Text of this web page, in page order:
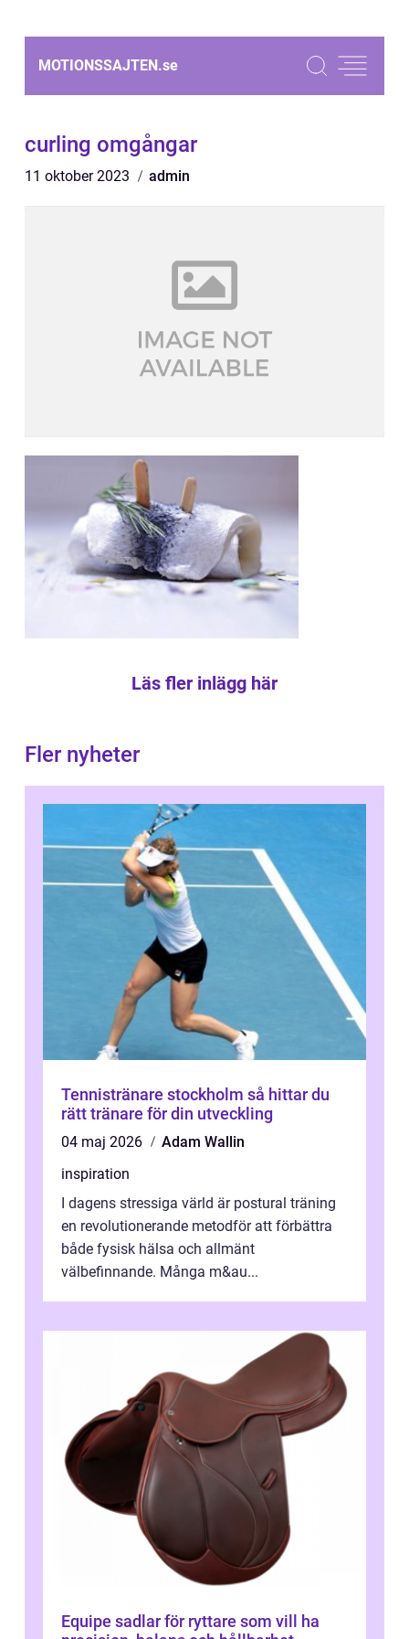
MOTIONSSAJTEN.se
curling omgångar
11 oktober 2023 admin
Läs fler inlägg här
Fler nyheter
Tennistränare stockholm så hittar du
rätt tränare för din utveckling
04 maj 2026
Adam Wallin
inspiration
I dagens stressiga värld är postural träning
en revolutionerande metodför att förbättra
både fysisk hälsa och allmänt
välbefinnande. Många m&au...
Equipe sadlar för ryttare som vill ha